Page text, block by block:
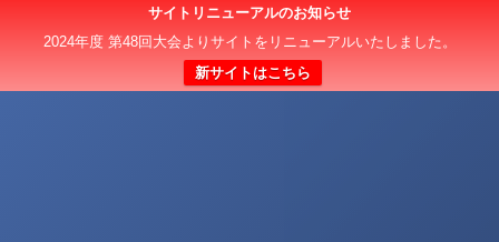
サイトリニューアルのお知らせ
2024年度 第48回大会よりサイトをリニューアルいたしました。
新サイトはこちら